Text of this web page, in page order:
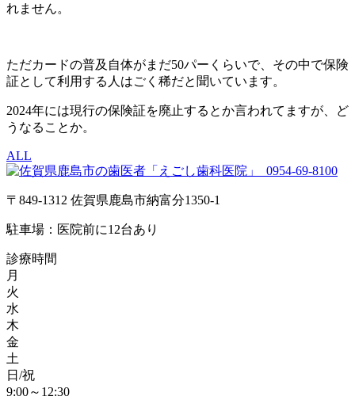
れません。
ただカードの普及自体がまだ50パーくらいで、その中で保険
証として利用する人はごく稀だと聞いています。
2024年には現行の保険証を廃止するとか言われてますが、ど
うなることか。
ALL
0954-69-8100
〒849-1312 佐賀県鹿島市納富分1350-1
駐車場：医院前に12台あり
診療時間
月
火
水
木
金
土
日/祝
9:00～12:30